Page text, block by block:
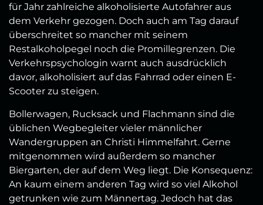
für Jahr zahlreiche alkoholisierte Autofahrer aus
dem Verkehr gezogen. Doch auch am Tag darauf
überschreitet so mancher mit seinem
Restalkoholpegel noch die Promillegrenzen. Die
Verkehrspsychologin warnt auch ausdrücklich
davor, alkoholisiert auf das Fahrrad oder einen E-
Scooter zu steigen.
Bollerwagen, Rucksack und Flachmann sind die
üblichen Wegbegleiter vieler männlicher
Wandergruppen an Christi Himmelfahrt. Gerne
mitgenommen wird außerdem so mancher
Biergarten, der auf dem Weg liegt. Die Konsequenz:
An kaum einem anderen Tag wird so viel Alkohol
getrunken wie zum Männertag. Jedoch hat das